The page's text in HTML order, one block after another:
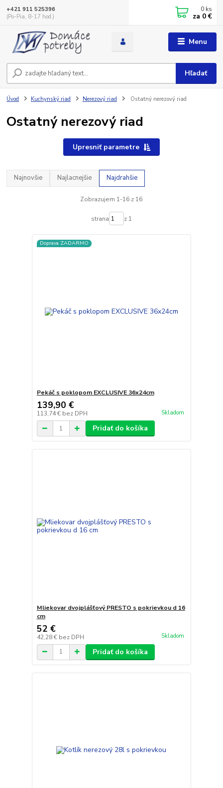
Menu
Hľadať
+421 911 525396
(Po-Pia, 8-17 hod.)
0 ks
za 0 €
Úvod Kuchynský riad Nerezový riad Ostatný nerezový riad
Ostatný nerezový riad
Upresniť parametre
Najnovšie Najlacnejšie Najdrahšie
Zobrazujem 1-16 z 16
strana z 1
Doprava ZADARMO
Pekáč s poklopom EXCLUSIVE 36x24cm
139,90 €
113,74 € bez DPH Skladom
Pridať do košíka
Mliekovar dvojplášťový PRESTO s pokrievkou d 16
cm
52 €
42,28 € bez DPH Skladom
Pridať do košíka